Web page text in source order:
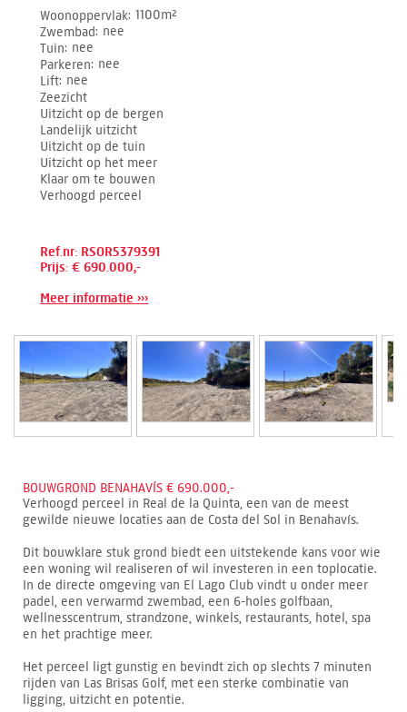
Woonoppervlak 1100m²
Zwembad nee
Tuin nee
Parkeren nee
Lift nee
Zeezicht
Uitzicht op de bergen
Landelijk uitzicht
Uitzicht op de tuin
Uitzicht op het meer
Klaar om te bouwen
Verhoogd perceel
Ref.nr: RSOR5379391
Prijs: € 690.000,-
Meer informatie ›››
BOUWGROND BENAHAVÍS € 690.000,-
Verhoogd perceel in Real de la Quinta, een van de meest
gewilde nieuwe locaties aan de Costa del Sol in Benahavís.
Dit bouwklare stuk grond biedt een uitstekende kans voor wie
een woning wil realiseren of wil investeren in een toplocatie.
In de directe omgeving van El Lago Club vindt u onder meer
padel, een verwarmd zwembad, een 6-holes golfbaan,
wellnesscentrum, strandzone, winkels, restaurants, hotel, spa
en het prachtige meer.
Het perceel ligt gunstig en bevindt zich op slechts 7 minuten
rijden van Las Brisas Golf, met een sterke combinatie van
ligging, uitzicht en potentie.